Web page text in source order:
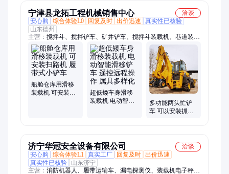
宁津县龙拓工程机械销售中心
洽谈
安心购
综合体验L0 回复及时 出价迅速
真实性已核验
山东德州
主营： 搅拌斗、搅拌铲车、矿井铲车、搅拌斗装载机、巷道装载
机、矿井装载机、井下装载机、井下矿用装载机、装载机扫地
机、滑移装载机、伸缩臂装载机、改装搅拌斗、巷道铲车、混凝
土搅拌斗、铲车带搅拌机、50铲车搅拌斗、铲车安装扫路机、铲
车清扫器、电动小铲车
船舱仓库用滑移
装载机 可安装扫
超低矮车身滑移
装载机 电动智能
多功能两头忙铲
车 可以安装抓头
济宁华冠安全设备有限公司
洽谈
安心购
综合体验L1 真实工厂 回复及时 出价迅速
真实性已核验
山东济宁
主营： 消防机器人、履带运输车、漏电探测仪、装载机电子秤、